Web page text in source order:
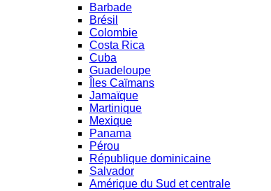
Barbade
Brésil
Colombie
Costa Rica
Cuba
Guadeloupe
Îles Caïmans
Jamaïque
Martinique
Mexique
Panama
Pérou
République dominicaine
Salvador
Amérique du Sud et centrale